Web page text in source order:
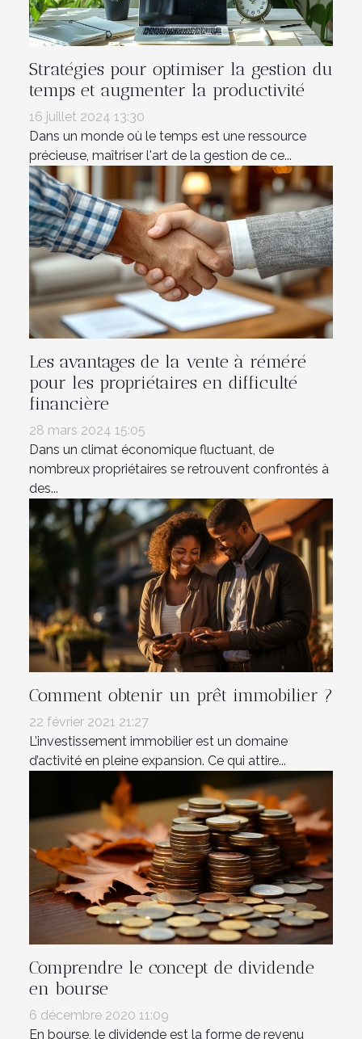
Stratégies pour optimiser la gestion du
temps et augmenter la productivité
16 juillet 2024 13:30
Dans un monde où le temps est une ressource
précieuse, maîtriser l'art de la gestion de ce...
Les avantages de la vente à réméré
pour les propriétaires en difficulté
financière
28 mars 2024 15:05
Dans un climat économique fluctuant, de
nombreux propriétaires se retrouvent confrontés à
des...
Comment obtenir un prêt immobilier ?
22 février 2021 21:27
L’investissement immobilier est un domaine
d’activité en pleine expansion. Ce qui attire...
Comprendre le concept de dividende
en bourse
6 décembre 2020 11:09
En bourse, le dividende est la forme de revenu